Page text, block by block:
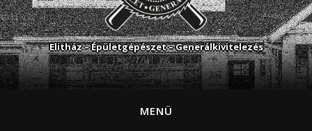
Elitház – Épületgépészet – Generálkivitelezés
MENÜ